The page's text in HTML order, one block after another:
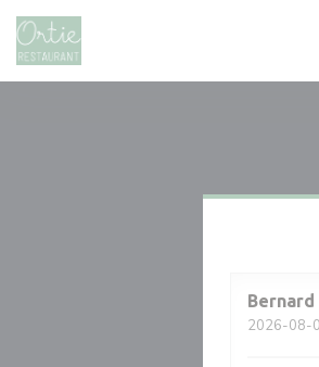
Cookie管理面板
Bernard
2026-08-